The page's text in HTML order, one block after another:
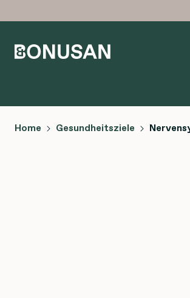
Home Gesundheitsziele